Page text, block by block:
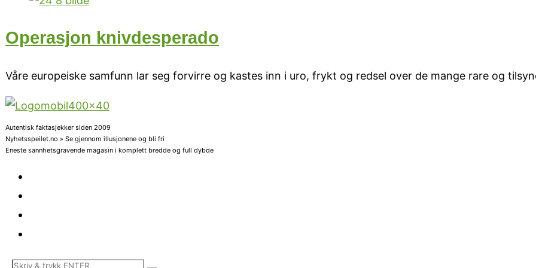
Operasjon knivdesperado
Våre europeiske samfunn lar seg forvirre og kastes inn i uro, frykt og redsel over de mange rare og
Autentisk faktasjekker siden 2009
Nyhetsspeilet.no » Se gjennom illusjonene og bli fri
Eneste sannhetsgravende magasin i komplett bredde og full dybde